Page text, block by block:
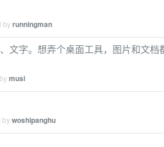
byrunningman
文字。想弄个桌面工具，图片和文档
musi
bywoshipanghu